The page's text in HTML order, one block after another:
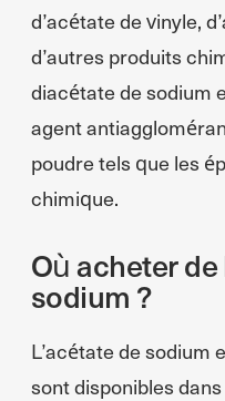
d’acétate de vinyle,
d’autres produits
diacétate de sodium
agent
poudre tels que les
chimique.
Où acheter de
sodium ?
L’acétate de sodium
sont disponibles